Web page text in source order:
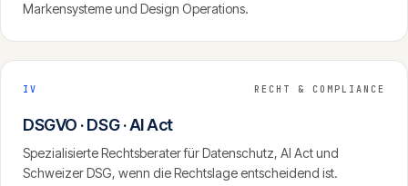
Markensysteme und Design Operations.
IV RECHT & COMPLIANCE
DSGVO · DSG · AI Act
Spezialisierte Rechtsberater für Datenschutz, AI Act und
Schweizer DSG, wenn die Rechtslage entscheidend ist.